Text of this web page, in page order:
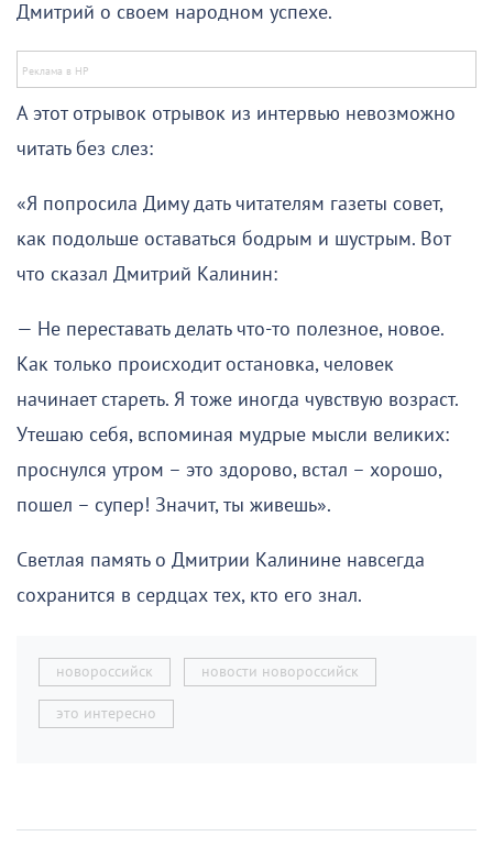
Дмитрий о своем народном успехе.
А этот отрывок отрывок из интервью невозможно
читать без слез:
«Я попросила Диму дать читателям газеты совет,
как подольше оставаться бодрым и шустрым. Вот
что сказал Дмитрий Калинин:
— Не переставать делать что-то полезное, новое.
Как только происходит остановка, человек
начинает стареть. Я тоже иногда чувствую возраст.
Утешаю себя, вспоминая мудрые мысли великих:
проснулся утром – это здорово, встал – хорошо,
пошел – супер! Значит, ты живешь».
Светлая память о Дмитрии Калинине навсегда
сохранится в сердцах тех, кто его знал.
новороссийск новости новороссийск
это интересно